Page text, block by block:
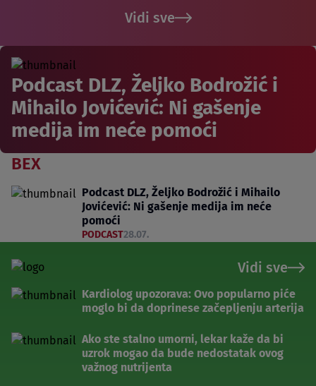
Vidi sve
Podcast DLZ, Željko Bodrožić i
Mihailo Jovićević: Ni gašenje
medija im neće pomoći
BEX
Podcast DLZ, Željko Bodrožić i Mihailo
Jovićević: Ni gašenje medija im neće
pomoći
PODCAST28.07.
Vidi sve
Kardiolog upozorava: Ovo popularno piće
moglo bi da doprinese začepljenju arterija
Ako ste stalno umorni, lekar kaže da bi
uzrok mogao da bude nedostatak ovog
važnog nutrijenta